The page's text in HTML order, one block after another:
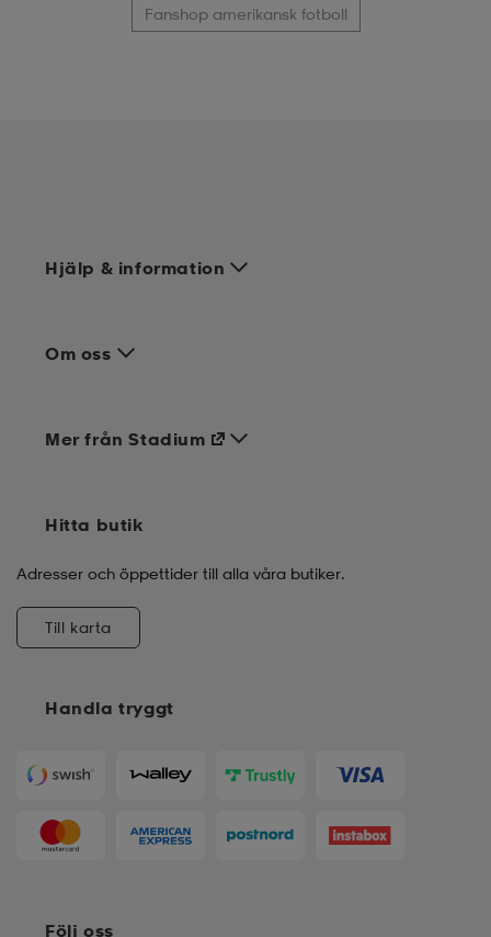
Fanshop amerikansk fotboll
Hjälp & information
Om oss
Handla tryggt
Mer från Stadium
Hitta butik
Adresser och öppettider till alla våra butiker.
Till karta
Följ oss